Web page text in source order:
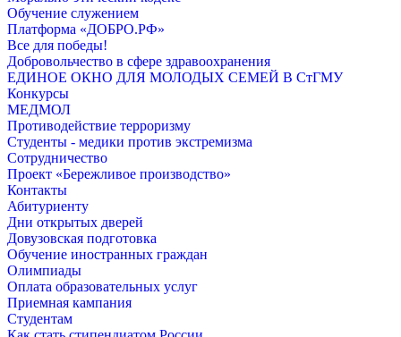
Обучение служением
Платформа «ДОБРО.РФ»
Все для победы!
Добровольчество в сфере здравоохранения
ЕДИНОЕ ОКНО ДЛЯ МОЛОДЫХ СЕМЕЙ В СтГМУ
Конкурсы
МЕДМОЛ
Противодействие терроризму
Студенты - медики против экстремизма
Сотрудничество
Проект «Бережливое производство»
Контакты
Абитуриенту
Дни открытых дверей
Довузовская подготовка
Обучение иностранных граждан
Олимпиады
Оплата образовательных услуг
Приемная кампания
Студентам